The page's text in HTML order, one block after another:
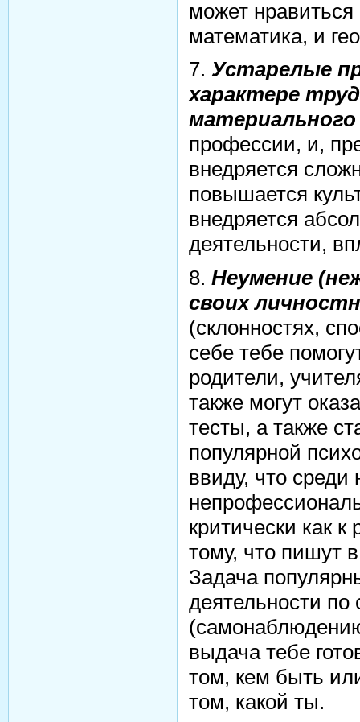
может
математика, и
7. Устарелые
характере
профессии, и,
внедряется
повышается
внедряется
деятельности,
8. Неумение
своих
(склонностях,
себе тебе
родители,
также могут
тесты, а также
популярной
ввиду, что среди
критически как к
тому, что пишут
Задача
деятельности
выдача тебе
том, кем быть
том, какой ты.